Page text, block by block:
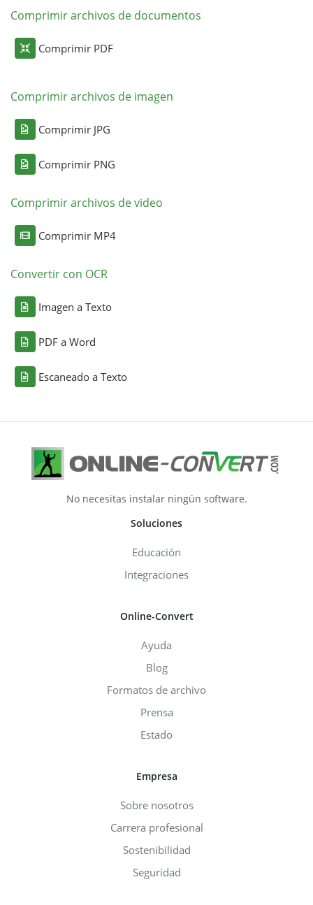
Comprimir archivos de documentos
Comprimir PDF
Comprimir archivos de imagen
Comprimir JPG
Comprimir PNG
Comprimir archivos de video
Comprimir MP4
Convertir con OCR
Imagen a Texto
PDF a Word
Escaneado a Texto
No necesitas instalar ningún software.
Soluciones
Educación
Integraciones
Online-Convert
Ayuda
Blog
Formatos de archivo
Prensa
Estado
Empresa
Sobre nosotros
Carrera profesional
Sostenibilidad
Seguridad